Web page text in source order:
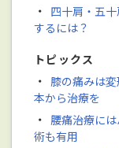
・ 四十肩・五
するには？
トピックス
・ 膝の痛みは
本から治療を
・ 腰痛治療に
術も有用